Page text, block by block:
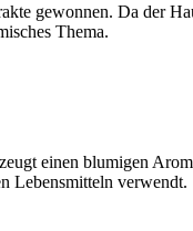
gewonnen. Da der
Thema.
einen blumigen
Lebensmitteln verwendt.